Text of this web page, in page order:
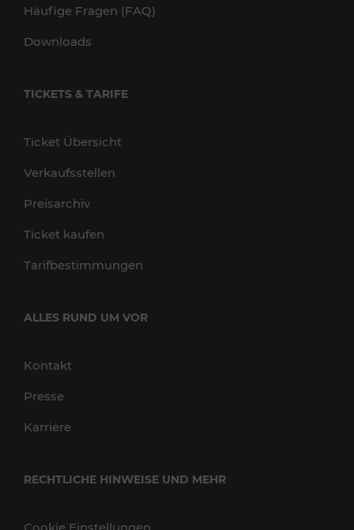
Häufige Fragen (FAQ)
Downloads
TICKETS & TARIFE
Ticket Übersicht
Verkaufsstellen
Preisarchiv
Ticket kaufen
Tarifbestimmungen
ALLES RUND UM VOR
Kontakt
Presse
Karriere
RECHTLICHE HINWEISE UND MEHR